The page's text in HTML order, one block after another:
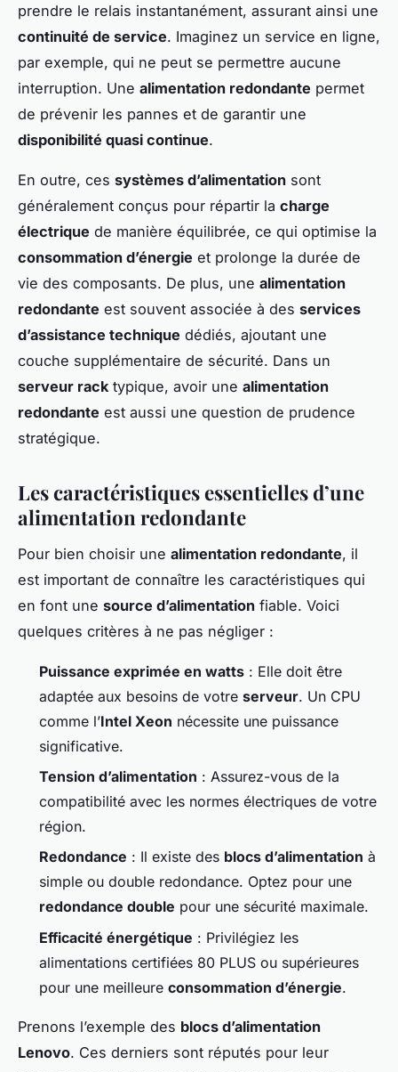
prendre le relais instantanément, assurant ainsi une
continuité de service. Imaginez un service en ligne,
par exemple, qui ne peut se permettre aucune
interruption. Une alimentation redondante permet
de prévenir les pannes et de garantir une
disponibilité quasi continue.
En outre, ces systèmes d’alimentation sont
généralement conçus pour répartir la charge
électrique de manière équilibrée, ce qui optimise la
consommation d’énergie et prolonge la durée de
vie des composants. De plus, une alimentation
redondante est souvent associée à des services
d’assistance technique dédiés, ajoutant une
couche supplémentaire de sécurité. Dans un
serveur rack typique, avoir une alimentation
redondante est aussi une question de prudence
stratégique.
Les caractéristiques essentielles d’une
alimentation redondante
Pour bien choisir une alimentation redondante, il
est important de connaître les caractéristiques qui
en font une source d’alimentation fiable. Voici
quelques critères à ne pas négliger :
Puissance exprimée en watts : Elle doit être
adaptée aux besoins de votre serveur. Un CPU
comme l’Intel Xeon nécessite une puissance
significative.
Tension d’alimentation : Assurez-vous de la
compatibilité avec les normes électriques de votre
région.
Redondance : Il existe des blocs d’alimentation à
simple ou double redondance. Optez pour une
redondance double pour une sécurité maximale.
Efficacité énergétique : Privilégiez les
alimentations certifiées 80 PLUS ou supérieures
pour une meilleure consommation d’énergie.
Prenons l’exemple des blocs d’alimentation
Lenovo. Ces derniers sont réputés pour leur